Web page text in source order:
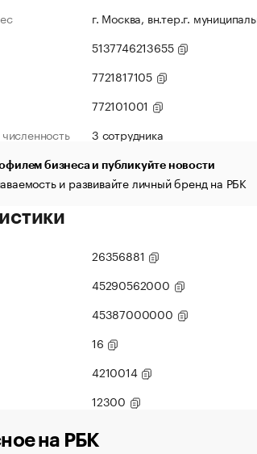
г. Москва, вн.тер.г.
5137746213655
7721817105
772101001
3 сотрудника
бизнеса и публикуйте новости
и развивайте личный бренд на РБК
26356881
45290562000
45387000000
16
4210014
12300
на РБК